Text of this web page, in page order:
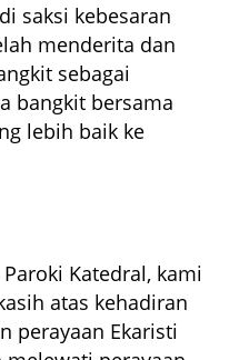
saksi kebesaran
menderita dan
sebagai
bangkit bersama
lebih baik ke
Katedral, kami
atas kehadiran
perayaan Ekaristi